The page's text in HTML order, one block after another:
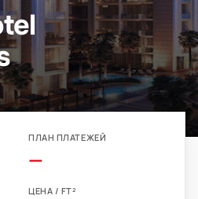
ПЛАН ПЛАТЕЖЕЙ
—
ЦЕНА / FT²